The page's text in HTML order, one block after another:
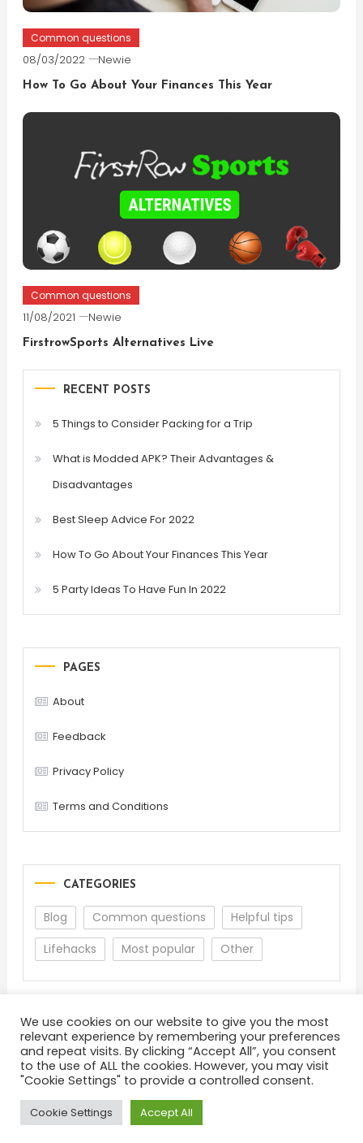
Common questions
08/03/2022 Newie
How To Go About Your Finances This Year
Common questions
11/08/2021 Newie
FirstrowSports Alternatives Live
RECENT POSTS
5 Things to Consider Packing for a Trip
What is Modded APK? Their Advantages &
Disadvantages
Best Sleep Advice For 2022
How To Go About Your Finances This Year
5 Party Ideas To Have Fun In 2022
PAGES
About
Feedback
Privacy Policy
Terms and Conditions
CATEGORIES
Blog Common questions
Helpful tips
Lifehacks
Most popular Other
About Terms and Conditions
Privacy Policy
Feedback
Color Blog|Theme: Color Blog byMystery Themes
We use cookies on our website to give you the most
relevant experience by remembering your preferences
and repeat visits. By clicking “Accept All”, you consent
to the use of ALL the cookies. However, you may visit
"Cookie Settings" to provide a controlled consent.
Cookie Settings Accept All